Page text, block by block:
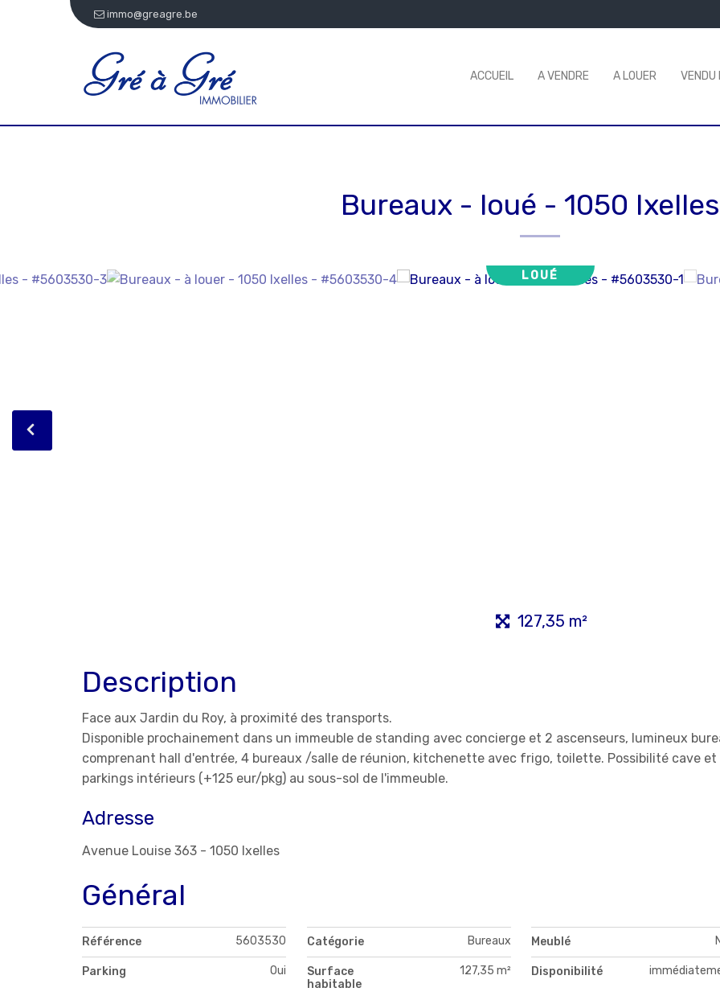
immo@greagre.be
ACCUEIL A VENDRE A LOUER VENDU
Bureaux - loué - 1050 Ixelles
LOUÉ
127,35 m²
Description
Face aux Jardin du Roy, à proximité des transports.
Disponible prochainement dans un immeuble de standing avec concierge et 2 ascenseurs, lumineux
comprenant hall d'entrée, 4 bureaux /salle de réunion, kitchenette avec frigo, toilette. Possibilité cave et
parkings intérieurs (+125 eur/pkg) au sous-sol de l'immeuble.
Adresse
Avenue Louise 363 - 1050 Ixelles
Général
Référence 5603530 Catégorie Bureaux Meublé
Parking Oui
Surface
habitable
127,35 m² Disponibilité